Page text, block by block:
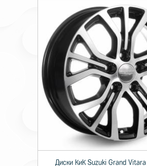
Диски КиК Suzuki Grand